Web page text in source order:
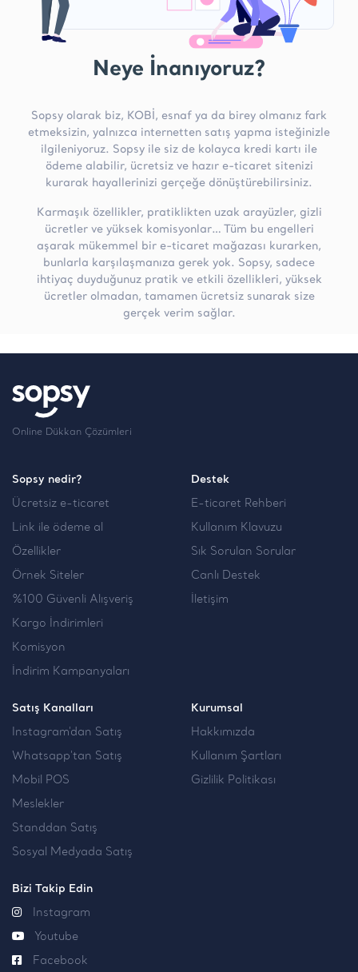
Neye İnanıyoruz?
Sopsy olarak biz, KOBİ, esnaf ya da birey olmanız fark
etmeksizin, yalnızca internetten satış yapma isteğinizle
ilgileniyoruz. Sopsy ile siz de kolayca kredi kartı ile
ödeme alabilir, ücretsiz ve hazır e-ticaret sitenizi
kurarak hayallerinizi gerçeğe dönüştürebilirsiniz.
Karmaşık özellikler, pratiklikten uzak arayüzler, gizli
ücretler ve yüksek komisyonlar… Tüm bu engelleri
aşarak mükemmel bir e-ticaret mağazası kurarken,
bunlarla karşılaşmanıza gerek yok. Sopsy, sadece
ihtiyaç duyduğunuz pratik ve etkili özellikleri, yüksek
ücretler olmadan, tamamen ücretsiz sunarak size
gerçek verim sağlar.
Online Dükkan Çözümleri
Sopsy nedir?
Ücretsiz e-ticaret
Link ile ödeme al
Özellikler
Örnek Siteler
%100 Güvenli Alışveriş
Kargo İndirimleri
Komisyon
İndirim Kampanyaları
Destek
E-ticaret Rehberi
Kullanım Klavuzu
Sık Sorulan Sorular
Canlı Destek
İletişim
Satış Kanalları
Instagram'dan Satış
Whatsapp'tan Satış
Mobil POS
Meslekler
Standdan Satış
Sosyal Medyada Satış
Kurumsal
Hakkımızda
Kullanım Şartları
Gizlilik Politikası
Bizi Takip Edin
Instagram
Youtube
Facebook